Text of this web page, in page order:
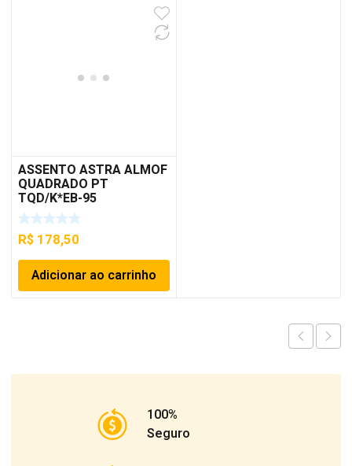
ASSENTO ASTRA ALMOF
QUADRADO PT
TQD/K*EB-95
R$ 178,50
Adicionar ao carrinho
100%
Seguro